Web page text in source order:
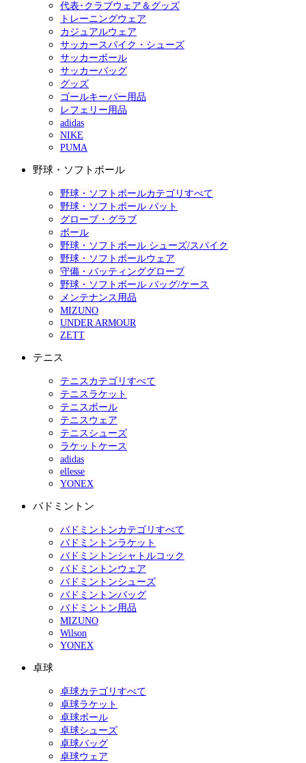
代表･クラブウェア＆グッズ
トレーニングウェア
カジュアルウェア
サッカースパイク・シューズ
サッカーボール
サッカーバッグ
グッズ
ゴールキーパー用品
レフェリー用品
adidas
NIKE
PUMA
野球・ソフトボール
野球・ソフトボールカテゴリすべて
野球・ソフトボール バット
グローブ・グラブ
ボール
野球・ソフトボール シューズ/スパイク
野球・ソフトボールウェア
守備・バッティンググローブ
野球・ソフトボール バッグ/ケース
メンテナンス用品
MIZUNO
UNDER ARMOUR
ZETT
テニス
テニスカテゴリすべて
テニスラケット
テニスボール
テニスウェア
テニスシューズ
ラケットケース
adidas
ellesse
YONEX
バドミントン
バドミントンカテゴリすべて
バドミントンラケット
バドミントンシャトルコック
バドミントンウェア
バドミントンシューズ
バドミントンバッグ
バドミントン用品
MIZUNO
Wilson
YONEX
卓球
卓球カテゴリすべて
卓球ラケット
卓球ボール
卓球シューズ
卓球バッグ
卓球ウェア